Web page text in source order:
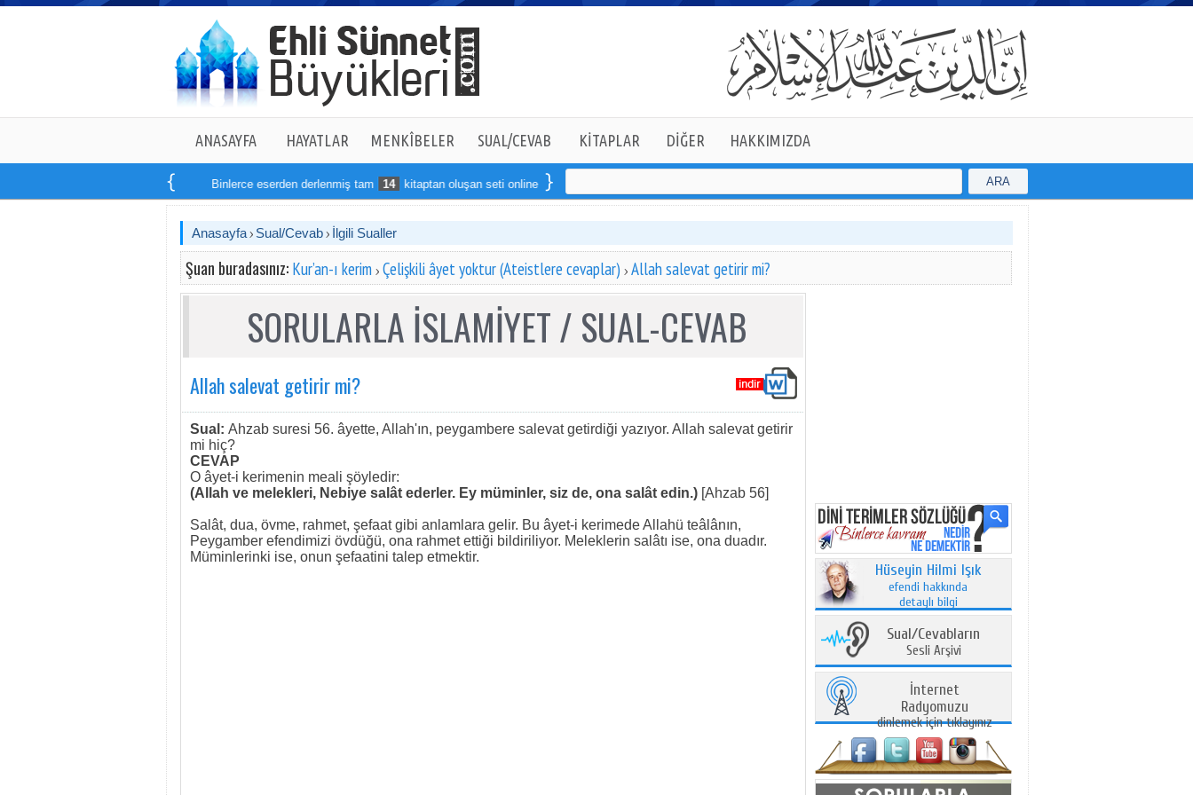
ANASAYFA HAYATLAR MENKÎBELER SUAL/CEVAB KİTAPLAR DİĞER HAKKIMIZDA
Binlerce eserden derlenmiş tam 14 kitaptan oluşan seti online sipariş verebilirsiniz ARA
Anasayfa Sual/Cevab İlgili Sualler
Şuan buradasınız: Kur’an-ı kerim Çelişkili âyet yoktur (Ateistlere cevaplar) Allah salevat getirir mi?
SORULARLA İSLAMİYET / SUAL-CEVAB
Allah salevat getirir mi?
Sual: Ahzab suresi 56. âyette, Allah'ın, peygambere salevat getirdiği yazıyor. Allah salevat getirir
mi hiç?
CEVAP
O âyet-i kerimenin meali şöyledir:
(Allah ve melekleri, Nebiye salât ederler. Ey müminler, siz de, ona salât edin.) [Ahzab 56]
Salât, dua, övme, rahmet, şefaat gibi anlamlara gelir. Bu âyet-i kerimede Allahü teâlânın,
Peygamber efendimizi övdüğü, ona rahmet ettiği bildiriliyor. Meleklerin salâtı ise, ona duadır.
Müminlerinki ise, onun şefaatini talep etmektir.
Hüseyin Hilmi Işık
efendi hakkında
detaylı bilgi
Sual/Cevabların
Sesli Arşivi
İnternet
Radyomuzu
dinlemek için tıklayınız